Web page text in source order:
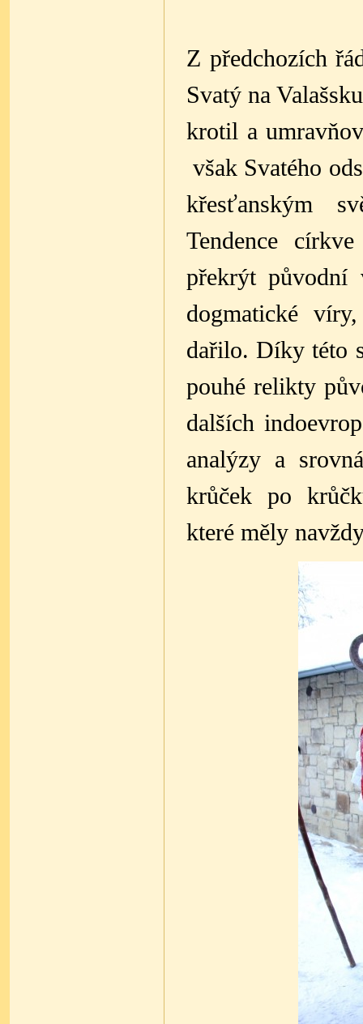
Z předchozích
Svatý na
krotil a
však Svatého
křesťanským
Tendence
překrýt původní
dogmatické
dařilo. Díky této
pouhé relikty
dalších
analýzy a
krůček po
které měly